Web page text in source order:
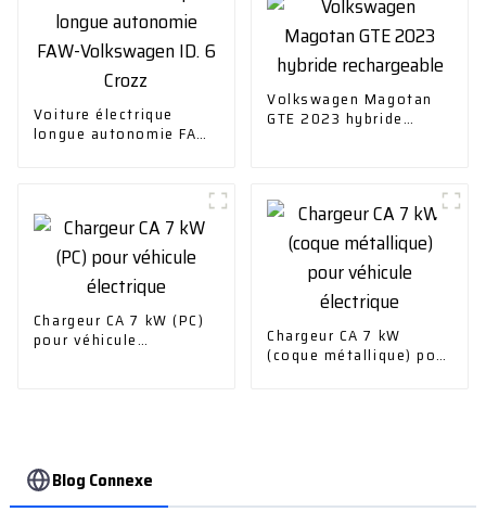
Voiture électrique
longue autonomie FAW-
Volkswagen Magotan
GTE 2023 hybride
Chargeur CA 7 kW (PC)
pour véhicule
Chargeur CA 7 kW
(coque métallique) pour
Blog Connexe